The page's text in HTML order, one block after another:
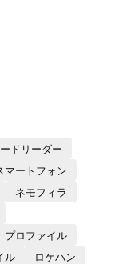
ドリーダー
マートフォン
ネモフィラ
プロファイル
ル ロケハン